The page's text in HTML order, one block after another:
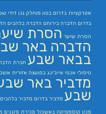
אטרקציות בדרום בטון מוחלק גנן דודי
בדרום הדברה בירוחם הדברה בלהבים
הסרת שיער הסרת
הדברה באר
בבאר שבע חברת
טיפולי אנטי אייג'ינג במועצה אזורית
מדביר באר
שבע מדביר בדרום מדביר בלהבים
מכון קוסמטיקה באשכול מכירת מזגנים